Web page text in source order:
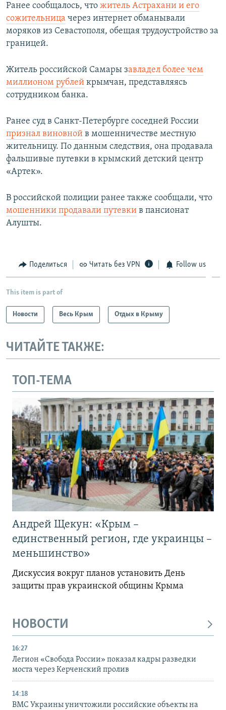
Ранее сообщалось, что житель Астрахани и его
сожительница через интернет обманывали
моряков из Севастополя, обещая трудоустройство за
границей.
Житель российской Самары завладел более чем
миллионом рублей крымчан, представляясь
сотрудником банка.
Ранее суд в Санкт-Петербурге соседней России
признал виновной в мошенничестве местную
жительницу. По данным следствия, она продавала
фальшивые путевки в крымский детский центр
«Артек».
В российской полиции ранее также сообщали, что
мошенники продавали путевки в пансионат
Алушты.
Поделиться Читать без VPN Follow us
This item is part of
Новости Весь Крым Отдых в Крыму
ЧИТАЙТЕ ТАКЖЕ:
ТОП-ТЕМА
Андрей Щекун: «Крым –
единственный регион, где украинцы –
меньшинство»
Дискуссия вокруг планов установить День
защиты прав украинской общины Крыма
НОВОСТИ
16:27
Легион «Свобода России» показал кадры разведки
моста через Керченский пролив
14:18
ВМС Украины уничтожили российские объекты на